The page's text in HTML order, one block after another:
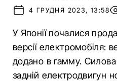
4 ГРУДНЯ 2023, 13:58
У Японії почалися
версії електромобіля:
додано в гамму. Силова
задній електродвигун